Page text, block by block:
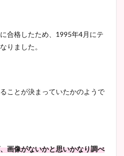
鈴木唯の太ってた時の体重が
像比較！
調査！
合格したため、1995年4月にテ
りました。
ことが決まっていたかのようで
画像がないかと思いかなり調べ